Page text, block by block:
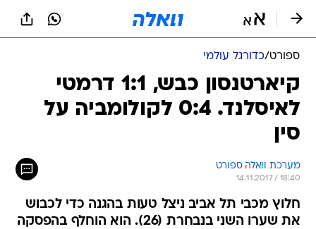
ספורט/כדורגל עולמי
קיארטנסון כבש, 1:1 דרמטי
לאיסלנד. 0:4 לקולומביה על
סין
מערכת וואלה ספורט
14.11.2017 / 18:40
חלוץ מכבי תל אביב ניצל טעות בהגנה כדי לכבוש
את שערו השני בנבחרת (26). הוא הוחלף בהפסקה